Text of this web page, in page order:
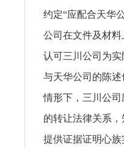
约定“应配合天华
公司在文件及材
认可三川公司为
与天华公司的陈
情形下，三川公
的转让法律关系
提供证据证明心